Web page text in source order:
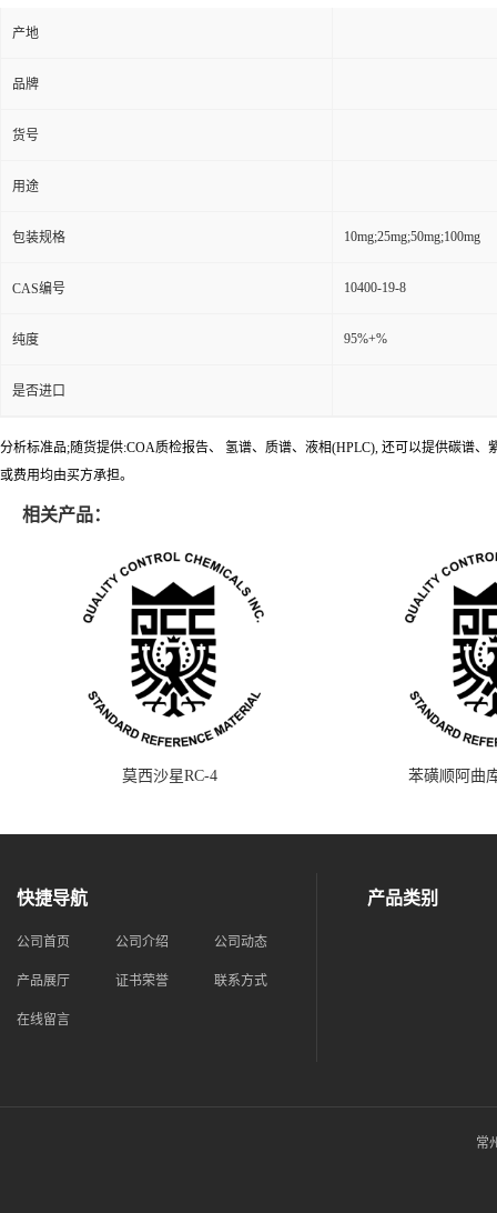
产地
品牌
货号
用途
包装规格 10mg;25mg;50mg;100mg
CAS编号 10400-19-8
纯度 95%+%
是否进口
分析标准品;随货提供:COA质检报告、 氢谱、质谱、液相(HPLC), 还可以提供碳谱
或费用均由买方承担。
相关产品：
莫西沙星RC-4 苯磺顺阿曲
快捷导航
公司首页 公司介绍 公司动态
产品展厅 证书荣誉 联系方式
在线留言
产品类别
常